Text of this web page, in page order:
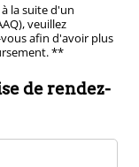
la suite d'un
veuillez
afin d'avoir plus
**
de rendez-